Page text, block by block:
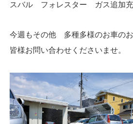
スバル フォレスター ガス追加充
今週もその他 多種多様のお車の
皆様お問い合わせくださいませ。